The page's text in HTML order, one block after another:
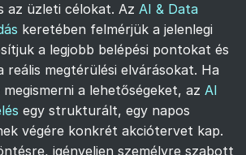
az üzleti célokat. Az AI & Data
keretében felmérjük a jelenlegi
a legjobb belépési pontokat és
reális megtérülési elvárásokat. Ha
a lehetőségeket, az AI
egy strukturált, egy napos
végére konkrét akciótervet kap.
igényeljen személyre szabott